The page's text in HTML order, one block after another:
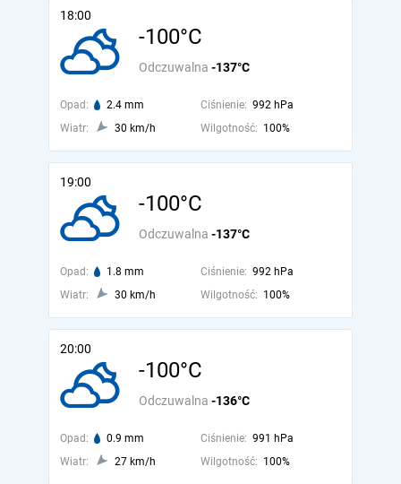
18:00
-100°C
Odczuwalna -137°C
Opad: 2.4 mm Ciśnienie: 992 hPa
Wiatr:
30 km/h Wilgotność: 100%
19:00
-100°C
Odczuwalna -137°C
Opad: 1.8 mm Ciśnienie: 992 hPa
Wiatr:
30 km/h Wilgotność: 100%
20:00
-100°C
Odczuwalna -136°C
Opad: 0.9 mm Ciśnienie: 991 hPa
Wiatr:
27 km/h Wilgotność: 100%